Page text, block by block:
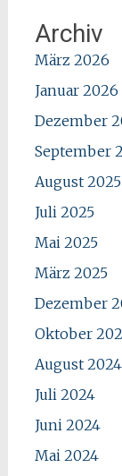
Archiv
März 2026
Januar 2026
Dezember
September
August 2025
Juli 2025
Mai 2025
März 2025
Dezember
Oktober
August 2024
Juli 2024
Juni 2024
Mai 2024